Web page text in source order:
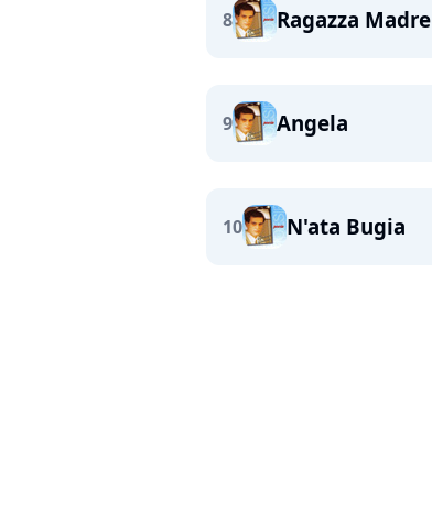
8 Ragazza Madre
9 Angela
10 N'ata Bugia